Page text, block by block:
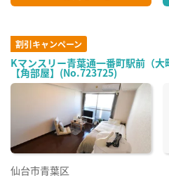
割引キャンペーン
Kマンスリー青葉通一番町駅前（
【角部屋】(No.723725)
仙台市青葉区